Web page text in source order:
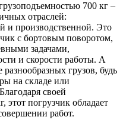
700 кг –
отраслей:
и производственной. Это
с бортовым поворотом,
задачами,
и скорости работы. А
грузов, будь
на складе или
своей
этот погрузчик обладает
работ.